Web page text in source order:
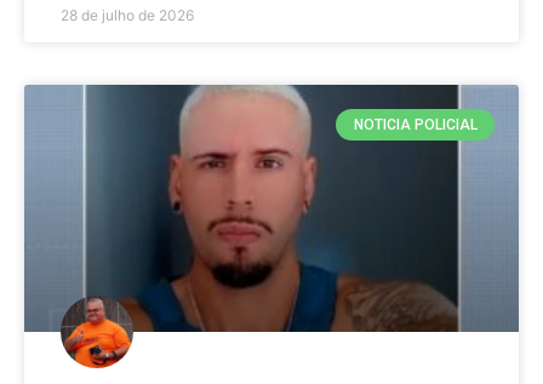
28 de julho de 2026
NOTICIA POLICIAL